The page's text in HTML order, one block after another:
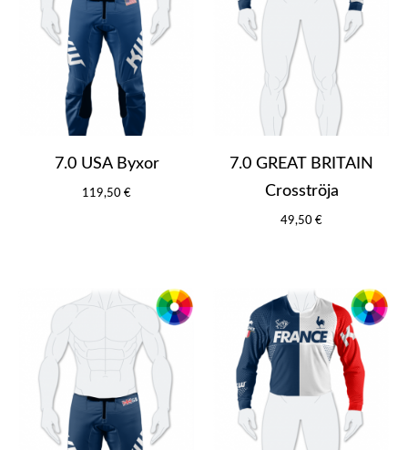
7.0 USA Byxor
119,50 €
7.0 GREAT BRITAIN
Crosströja
49,50 €